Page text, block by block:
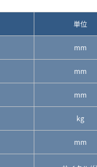
単位
mm
mm
mm
kg
mm